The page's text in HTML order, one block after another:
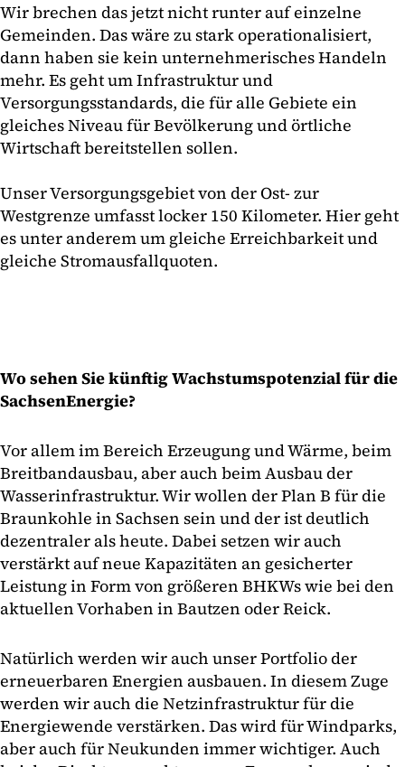
Wir brechen das jetzt nicht runter auf einzelne
Gemeinden. Das wäre zu stark operationalisiert,
dann haben sie kein unternehmerisches Handeln
mehr. Es geht um Infrastruktur und
Versorgungsstandards, die für alle Gebiete ein
gleiches Niveau für Bevölkerung und örtliche
Wirtschaft bereitstellen sollen.
Unser Versorgungsgebiet von der Ost- zur
Westgrenze umfasst locker 150 Kilometer. Hier geht
es unter anderem um gleiche Erreichbarkeit und
gleiche Stromausfallquoten.
Wo sehen Sie künftig Wachstumspotenzial für die
SachsenEnergie?
Vor allem im Bereich Erzeugung und Wärme, beim
Breitbandausbau, aber auch beim Ausbau der
Wasserinfrastruktur. Wir wollen der Plan B für die
Braunkohle in Sachsen sein und der ist deutlich
dezentraler als heute. Dabei setzen wir auch
verstärkt auf neue Kapazitäten an gesicherter
Leistung in Form von größeren BHKWs wie bei den
aktuellen Vorhaben in Bautzen oder Reick.
Natürlich werden wir auch unser Portfolio der
erneuerbaren Energien ausbauen. In diesem Zuge
werden wir auch die Netzinfrastruktur für die
Energiewende verstärken. Das wird für Windparks,
aber auch für Neukunden immer wichtiger. Auch